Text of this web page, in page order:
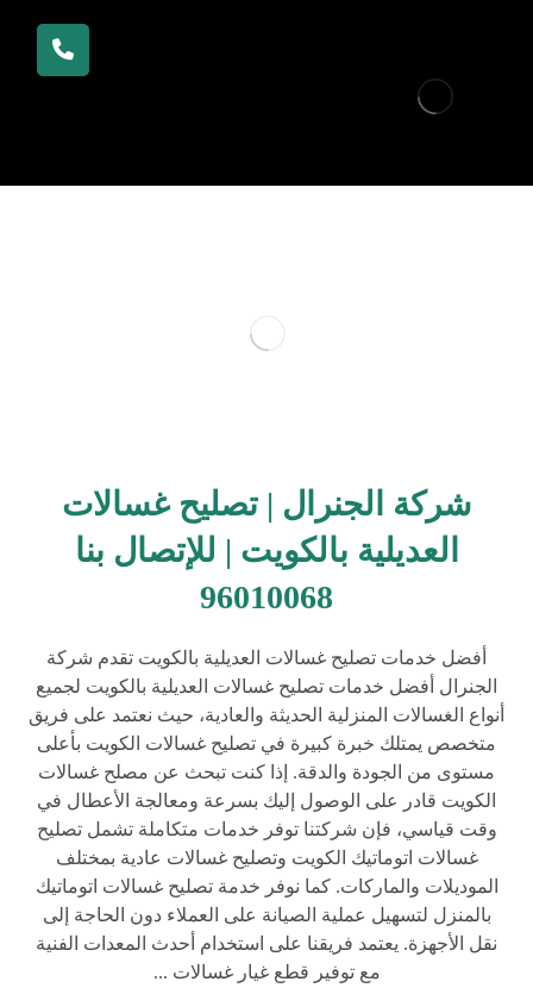
شركة الجنرال | تصليح غسالات
العديلية بالكويت | للإتصال بنا
96010068
أفضل خدمات تصليح غسالات العديلية بالكويت تقدم شركة
الجنرال أفضل خدمات تصليح غسالات العديلية بالكويت لجميع
أنواع الغسالات المنزلية الحديثة والعادية، حيث نعتمد على فريق
متخصص يمتلك خبرة كبيرة في تصليح غسالات الكويت بأعلى
مستوى من الجودة والدقة. إذا كنت تبحث عن مصلح غسالات
الكويت قادر على الوصول إليك بسرعة ومعالجة الأعطال في
وقت قياسي، فإن شركتنا توفر خدمات متكاملة تشمل تصليح
غسالات اتوماتيك الكويت وتصليح غسالات عادية بمختلف
الموديلات والماركات. كما نوفر خدمة تصليح غسالات اتوماتيك
بالمنزل لتسهيل عملية الصيانة على العملاء دون الحاجة إلى
نقل الأجهزة. يعتمد فريقنا على استخدام أحدث المعدات الفنية
مع توفير قطع غيار غسالات ...